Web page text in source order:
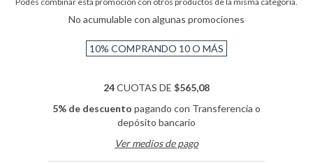
No acumulable con algunas promociones
10% COMPRANDO 10 O MÁS
24CUOTAS DE $565,08
5% de descuento pagando con Transferencia o
depósito bancario
Ver medios de pago